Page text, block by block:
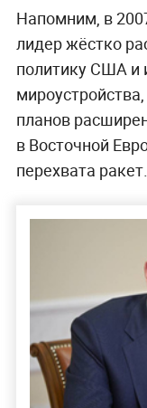
Напомним, в
лидер жёстко
политику США и
планов
в Восточной
перехвата ракет.